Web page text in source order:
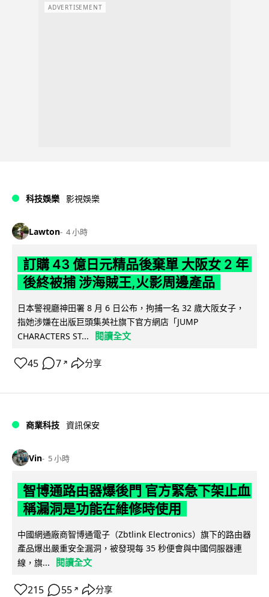
ADVERTISEMENT
科技娛樂 影視娛樂
Lawton 4 小時
訂購 43 億日元精品後棄單 大阪女 2 年
後終被捕 涉海賊王,火影周邊產品
日本警視廳神田署 8 月 6 日公布，拘捕一名 32 歲大阪女子，
指她涉嫌在出版巨頭集英社旗下官方網店「JUMP
CHARACTERS ST...
閱讀全文
45 7 ↗ 分享
商業科技 資訊保安
Vin 5 小時
智博通路由器爆後門 官方緊急下架止血
稱漏洞是功能在維修時使用
中國網通廠商智博通電子（Zbtlink Electronics）旗下的路由器
產品爆出嚴重安全漏洞，被發現每 35 秒便會與中國伺服器連
線，旗...
閱讀全文
215 55 ↗ 分享